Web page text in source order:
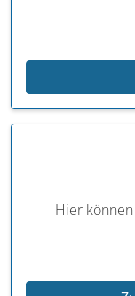
Hier